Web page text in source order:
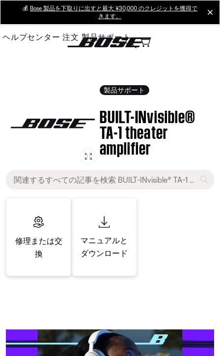
Main
💰 Bose 製品を下取りに出すと最大 ¥30,000 のクレジットを獲得で
きます。
ヘルプセンター 注文 製品サポート
製品サポート
BUILT-INvisible®
TA-1 theater
amplifier
修理または交
換
マニュアルと
ダウンロード